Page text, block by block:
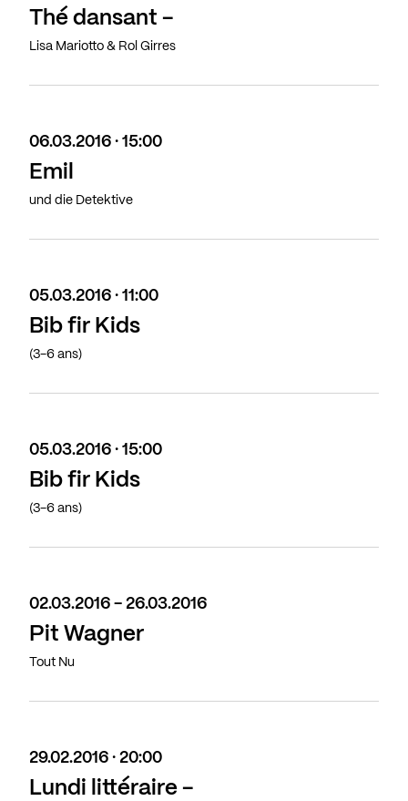
Thé dansant -
Lisa Mariotto & Rol Girres
06.03.2016 · 15:00
Emil
und die Detektive
05.03.2016 · 11:00
Bib fir Kids
(3-6 ans)
05.03.2016 · 15:00
Bib fir Kids
(3-6 ans)
02.03.2016 - 26.03.2016
Pit Wagner
Tout Nu
29.02.2016 · 20:00
Lundi littéraire -